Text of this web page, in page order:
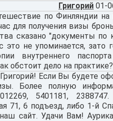
Григорий 01-
по Финляндии
для получения визы
сказано "документы
это не упоминается,
внутреннего
обстоит дело на практике?
Если Вы будете
Более полную
5401181,
71, 6 подъезд, либо 1-й
сайт. Удачи Вам!